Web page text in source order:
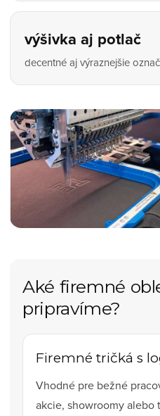
výšivka aj potlač
decentné aj výraznejšie
Aké firemné
pripravíme?
Firemné tričká s
Vhodné pre bežné
akcie, showroomy alebo